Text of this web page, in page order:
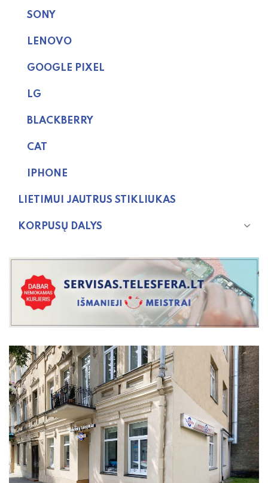
SONY
LENOVO
GOOGLE PIXEL
LG
BLACKBERRY
CAT
IPHONE
LIETIMUI JAUTRUS STIKLIUKAS
KORPUSŲ DALYS